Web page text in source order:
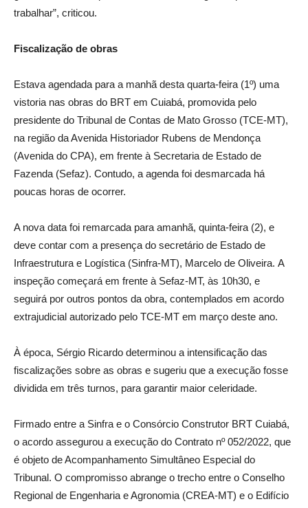
trabalhar”, criticou.
Fiscalização de obras
Estava agendada para a manhã desta quarta-feira (1º) uma
vistoria nas obras do BRT em Cuiabá, promovida pelo
presidente do Tribunal de Contas de Mato Grosso (TCE-MT),
na região da Avenida Historiador Rubens de Mendonça
(Avenida do CPA), em frente à Secretaria de Estado de
Fazenda (Sefaz). Contudo, a agenda foi desmarcada há
poucas horas de ocorrer.
A nova data foi remarcada para amanhã, quinta-feira (2), e
deve contar com a presença do secretário de Estado de
Infraestrutura e Logística (Sinfra-MT), Marcelo de Oliveira. A
inspeção começará em frente à Sefaz-MT, às 10h30, e
seguirá por outros pontos da obra, contemplados em acordo
extrajudicial autorizado pelo TCE-MT em março deste ano.
À época, Sérgio Ricardo determinou a intensificação das
fiscalizações sobre as obras e sugeriu que a execução fosse
dividida em três turnos, para garantir maior celeridade.
Firmado entre a Sinfra e o Consórcio Construtor BRT Cuiabá,
o acordo assegurou a execução do Contrato nº 052/2022, que
é objeto de Acompanhamento Simultâneo Especial do
Tribunal. O compromisso abrange o trecho entre o Conselho
Regional de Engenharia e Agronomia (CREA-MT) e o Edifício